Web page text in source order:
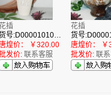
花插
货号:D00001010009
煌价：
￥320.00
发价: 联系客服
花插
唐煌价：
￥
批发价: 联